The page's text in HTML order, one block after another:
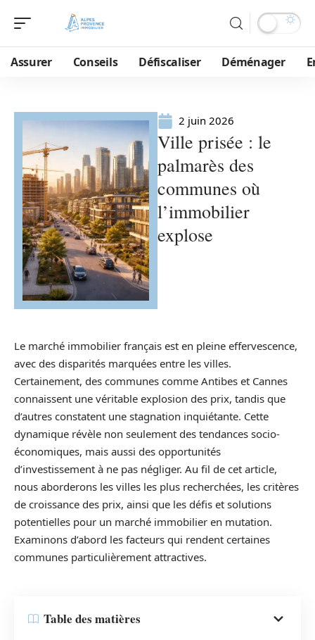
Assurer Conseils Défiscaliser Déménager
2 juin 2026
Ville prisée : le
palmarès des
communes où
l’immobilier
explose
Le marché immobilier français est en pleine effervescence,
avec des disparités marquées entre les villes.
Certainement, des communes comme Antibes et Cannes
connaissent une véritable explosion des prix, tandis que
d’autres constatent une stagnation inquiétante. Cette
dynamique révèle non seulement des tendances socio-
économiques, mais aussi des opportunités
d’investissement à ne pas négliger. Au fil de cet article,
nous aborderons les villes les plus recherchées, les critères
de croissance des prix, ainsi que les défis et solutions
potentielles pour un marché immobilier en mutation.
Examinons d’abord les facteurs qui rendent certaines
communes particulièrement attractives.
Table des matières